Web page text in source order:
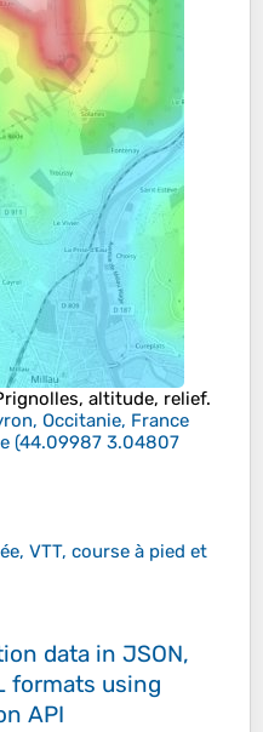
, altitude, relief.
Occitanie, France
(44.09987 3.04807
VTT, course à pied et
data in JSON,
formats using
API